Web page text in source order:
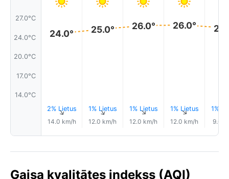
27.0°C
24.0°C
20.0°C
17.0°C
14.0°C
24.0°
2% Lietus
↑
14.0 km/h
25.0°
1% Lietus
↑
12.0 km/h
26.0°
1% Lietus
↑
12.0 km/h
26.0°
1% Lietus
↑
12.0 km/h
1%
9.0
Gaisa kvalitātes indekss (AQI)